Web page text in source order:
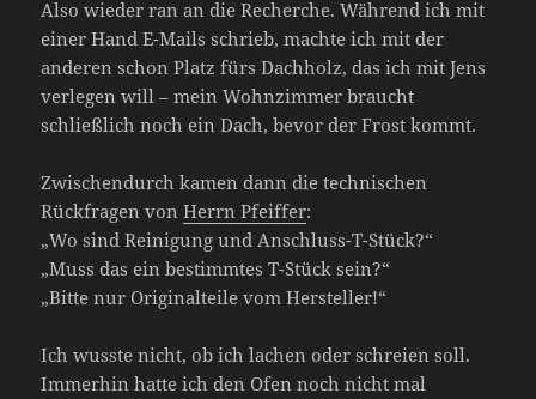
Also wieder ran an die Recherche. Während ich mit
einer Hand E-Mails schrieb, machte ich mit der
anderen schon Platz fürs Dachholz, das ich mit Jens
verlegen will – mein Wohnzimmer braucht
schließlich noch ein Dach, bevor der Frost kommt.
Zwischendurch kamen dann die technischen
Rückfragen vonHerrn Pfeiffer:
„Wo sind Reinigung und Anschluss-T-Stück?“
„Muss das ein bestimmtes T-Stück sein?“
„Bitte nur Originalteile vom Hersteller!“
Ich wusste nicht, ob ich lachen oder schreien soll.
Immerhin hatte ich den Ofen noch nicht mal